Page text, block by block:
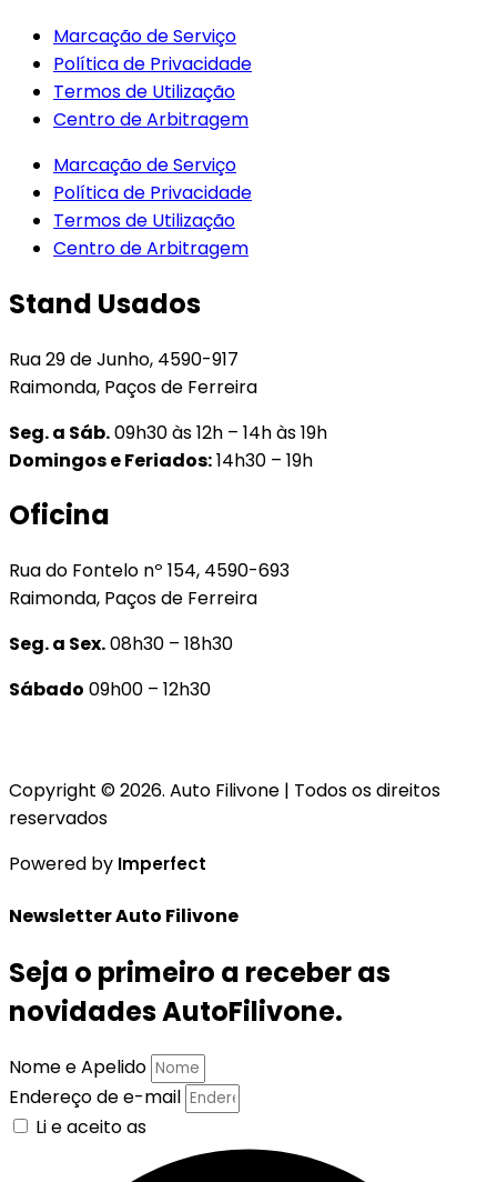
Marcação de Serviço
Política de Privacidade
Termos de Utilização
Centro de Arbitragem
Marcação de Serviço
Política de Privacidade
Termos de Utilização
Centro de Arbitragem
Stand Usados
Rua 29 de Junho, 4590-917
Raimonda, Paços de Ferreira
Seg. a Sáb.09h30 às 12h – 14h às 19h
Domingos e Feriados:14h30 – 19h
Oficina
Rua do Fontelo nº 154, 4590-693
Raimonda, Paços de Ferreira
Seg. a Sex.08h30 – 18h30
Sábado 09h00 – 12h30
Copyright © 2026. Auto Filivone | Todos os direitos
reservados
Powered by Imperfect
Newsletter Auto Filivone
Seja o primeiro a receber as
novidades AutoFilivone.
Nome e Apelido
Endereço de e-mail
Li e aceito as